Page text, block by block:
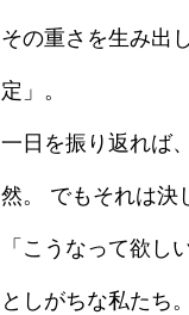
その重さを生み出
定」。
一日を振り返れば
然。 でもそれは決
「こうなって欲し
としがちな私たち